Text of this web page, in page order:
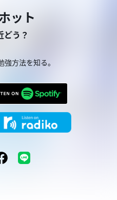
ット
どう？
方法を知る。